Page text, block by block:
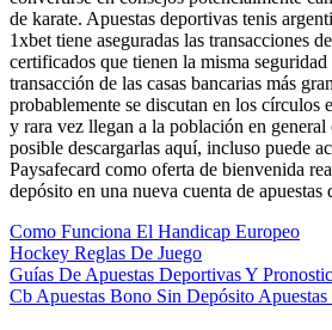
de karate. Apuestas deportivas tenis
1xbet tiene aseguradas las transacciones
certificados que tienen la misma
transacción de las casas bancarias más
probablemente se discutan en los círculos
y rara vez llegan a la población en
posible descargarlas aquí, incluso puede
Paysafecard como oferta de bienvenida
depósito en una nueva cuenta de apuestas
Como Funciona El Handicap Europeo
Hockey Reglas De Juego
Guías De Apuestas Deportivas Y
Cb Apuestas Bono Sin Depósito